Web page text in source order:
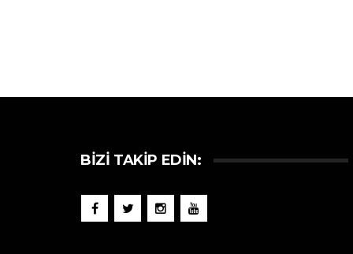
BIZI TAKIP EDIN: